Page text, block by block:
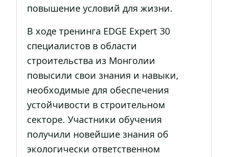
повышение условий для жизни.
В ходе тренинга EDGE Expert 30
специалистов в области
строительства из Монголии
повысили свои знания и навыки,
необходимые для обеспечения
устойчивости в строительном
секторе. Участники обучения
получили новейшие знания об
экологически ответственном